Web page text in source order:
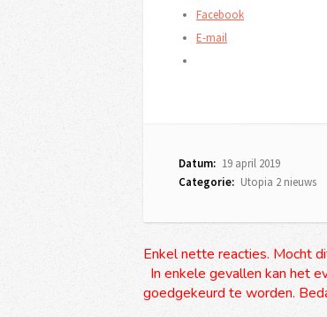
Facebook
E-mail
Datum: 19 april 2019
Categorie: Utopia 2 nieuws
Enkel nette reacties. Mocht
In enkele gevallen kan het
goedgekeurd te worden.